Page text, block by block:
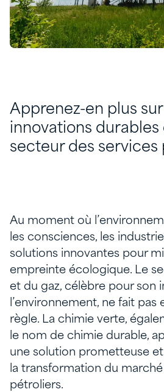
Apprenez-en plus
innovations durables
secteur des services
Au moment où
les consciences, les
solutions innovantes pour
empreinte écologique. Le
et du gaz, célèbre pour son
l’environnement, ne fait pas
règle. La chimie verte,
le nom de chimie durable,
une solution prometteuse
la transformation du
pétroliers.